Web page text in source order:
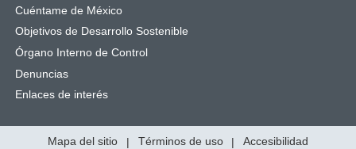
Cuéntame de México
Objetivos de Desarrollo Sostenible
Órgano Interno de Control
Denuncias
Enlaces de interés
Mapa del sitio | Términos de uso |
Accesibilidad